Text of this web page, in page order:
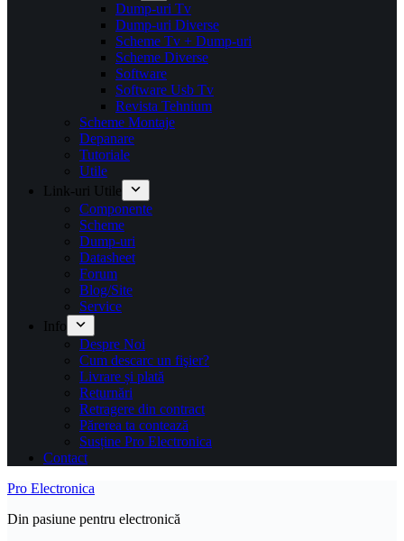
Dump-uri Tv
Dump-uri Diverse
Scheme Tv + Dump-uri
Scheme Diverse
Software
Software Usb Tv
Revista Tehnium
Scheme Montaje
Depanare
Tutoriale
Utile
Link-uri Utile
Componente
Scheme
Dump-uri
Datasheet
Forum
Blog/Site
Service
Info
Despre Noi
Cum descarc un fişier?
Livrare și plată
Returnări
Retragere din contract
Părerea ta contează
Susține Pro Electronica
Contact
Pro Electronica
Din pasiune pentru electronică